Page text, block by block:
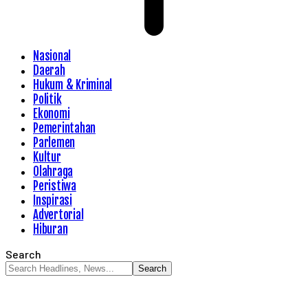
Nasional
Daerah
Hukum & Kriminal
Politik
Ekonomi
Pemerintahan
Parlemen
Kultur
Olahraga
Peristiwa
Inspirasi
Advertorial
Hiburan
Search